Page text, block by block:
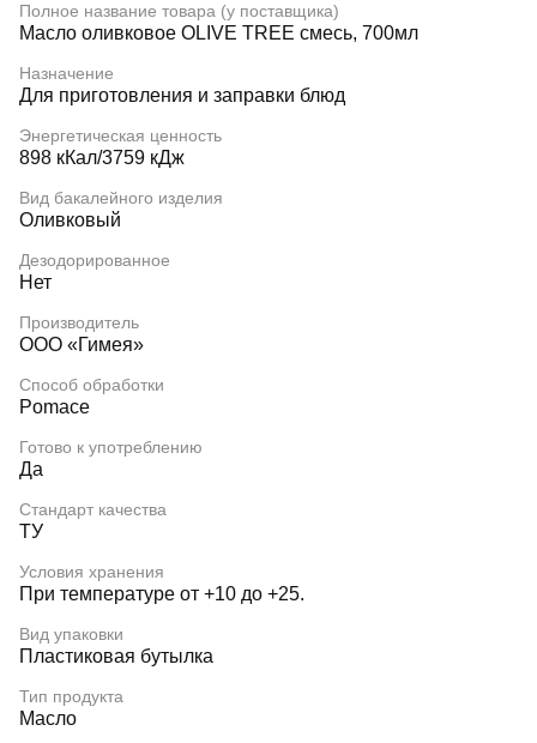
Полное название товара (у поставщика)
Масло оливковое OLIVE TREE смесь, 700мл
Назначение
Для приготовления и заправки блюд
Энергетическая ценность
898 кКал/3759 кДж
Вид бакалейного изделия
Оливковый
Дезодорированное
Нет
Производитель
ООО «Гимея»
Способ обработки
Pomace
Готово к употреблению
Да
Стандарт качества
ТУ
Условия хранения
При температуре от +10 до +25.
Вид упаковки
Пластиковая бутылка
Тип продукта
Масло